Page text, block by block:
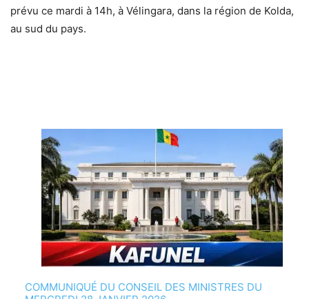
prévu ce mardi à 14h, à Vélingara, dans la région de Kolda,
au sud du pays.
COMMUNIQUÉ DU CONSEIL DES MINISTRES DU